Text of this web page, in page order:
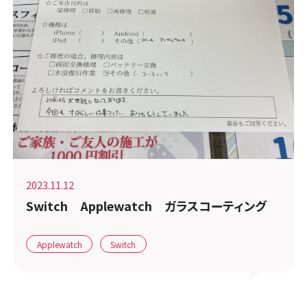
2023.11.12
Switch Applewatch ガラスコーティング
Applewatch Switch